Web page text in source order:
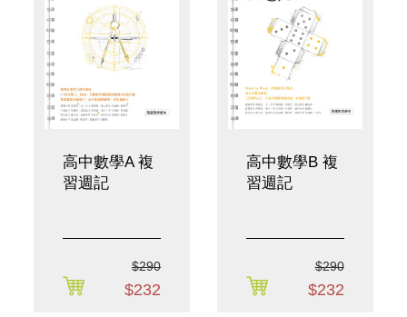
高中數學A 複
習週記
$290
$232
高中數學B 複
習週記
$290
$232